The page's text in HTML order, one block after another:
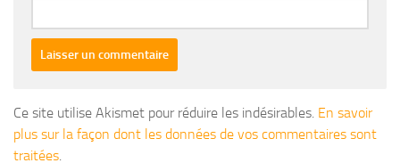
Ce site utilise Akismet pour réduire les indésirables. En savoir
plus sur la façon dont les données de vos commentaires sont
traitées.